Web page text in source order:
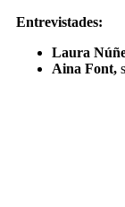
Entrevistades:
Laura
Aina Font,